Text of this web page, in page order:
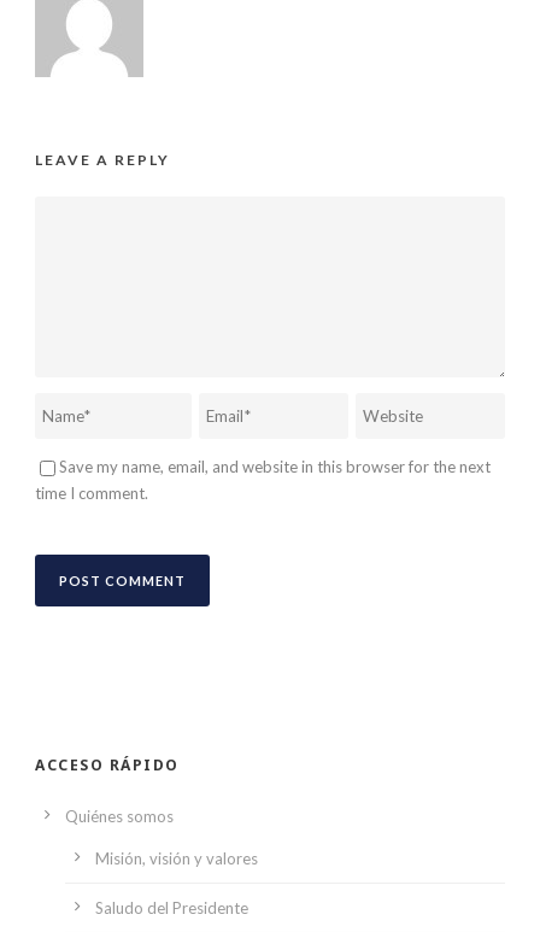
LEAVE A REPLY
Save my name, email, and website in this browser for the next
time I comment.
ACCESO RÁPIDO
Quiénes somos
Misión, visión y valores
Saludo del Presidente